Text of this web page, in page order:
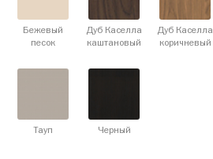
Бежевый
песок
Дуб Каселла
каштановый
Дуб Каселла
коричневый
Тауп Черный